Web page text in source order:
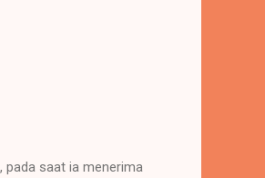
pada saat ia menerima